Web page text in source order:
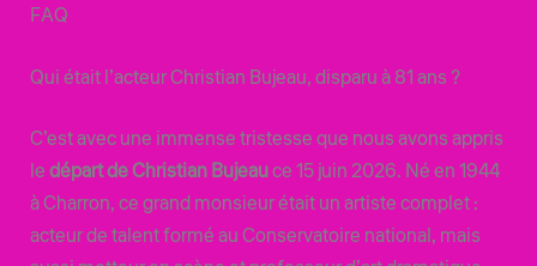
FAQ
Qui était l’acteur Christian Bujeau, disparu à 81 ans ?
C’est avec une immense tristesse que nous avons appris
ledépart de Christian Bujeauce 15 juin 2026. Né en 1944
à Charron, ce grand monsieur était un artiste complet :
acteur de talent formé au Conservatoire national, mais